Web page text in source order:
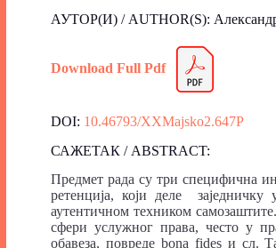
АУТОР(И) / AUTHOR(S):
Download Full Pdf
DOI: 10.46793/XXMajsko2.647P
САЖЕТАК / ABSTRACT:
Предмет рада су три специфична
ретенција, који деле
аутентичном техником
сфери услужног права, често у
обавеза, повреде bona fides и сл.